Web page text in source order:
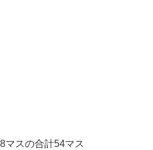
マスの合計54マス